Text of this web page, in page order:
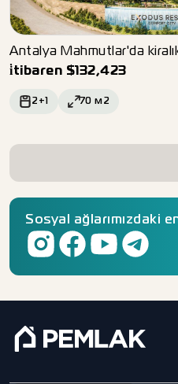
Antalya Mahmutlar'da
i̇tibaren $ 132,423
2+1 70 м2
Sosyal ağlarımızdaki